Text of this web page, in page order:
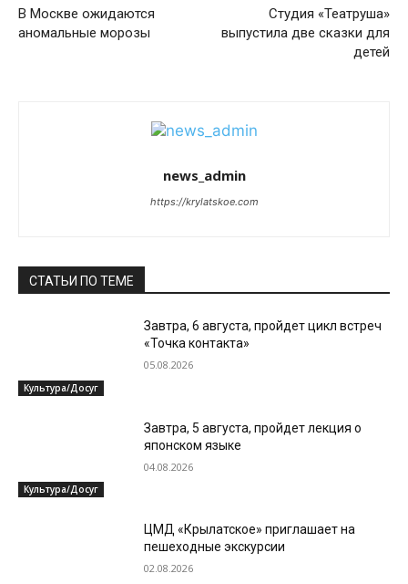
В Москве ожидаются
аномальные морозы
Студия «Театруша»
выпустила две сказки для
детей
news_admin
https://krylatskoe.com
СТАТЬИ ПО ТЕМЕ
Культура/Досуг
Завтра, 6 августа, пройдет цикл встреч
«Точка контакта»
05.08.2026
Культура/Досуг
Завтра, 5 августа, пройдет лекция о
японском языке
04.08.2026
ЦМД «Крылатское» приглашает на
пешеходные экскурсии
02.08.2026